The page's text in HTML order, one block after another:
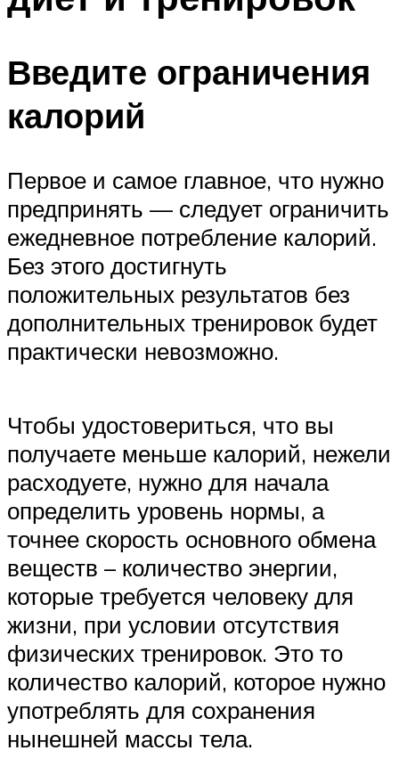
Введите ограничения
калорий
Первое и самое главное, что нужно
предпринять — следует ограничить
ежедневное потребление калорий.
Без этого достигнуть
положительных результатов без
дополнительных тренировок будет
практически невозможно.
Чтобы удостовериться, что вы
получаете меньше калорий, нежели
расходуете, нужно для начала
определить уровень нормы, а
точнее скорость основного обмена
веществ – количество энергии,
которые требуется человеку для
жизни, при условии отсутствия
физических тренировок. Это то
количество калорий, которое нужно
употреблять для сохранения
нынешней массы тела.